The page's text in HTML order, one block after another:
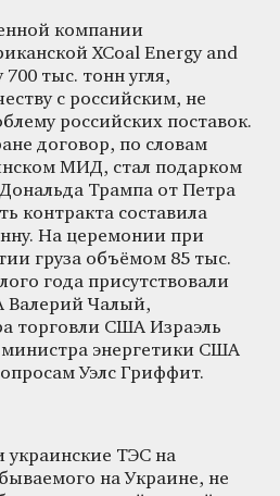
компании
XCoal Energy and
700 тыс. тонн угля,
с российским, не
российских поставок.
договор, по словам
МИД, стал подарком
Трампа от Петра
контракта составила
На церемонии при
груза объёмом 85 тыс.
года присутствовали
Валерий Чалый,
торговли США Израэль
энергетики США
Уэлс Гриффит.
украинские ТЭС на
на Украине, не